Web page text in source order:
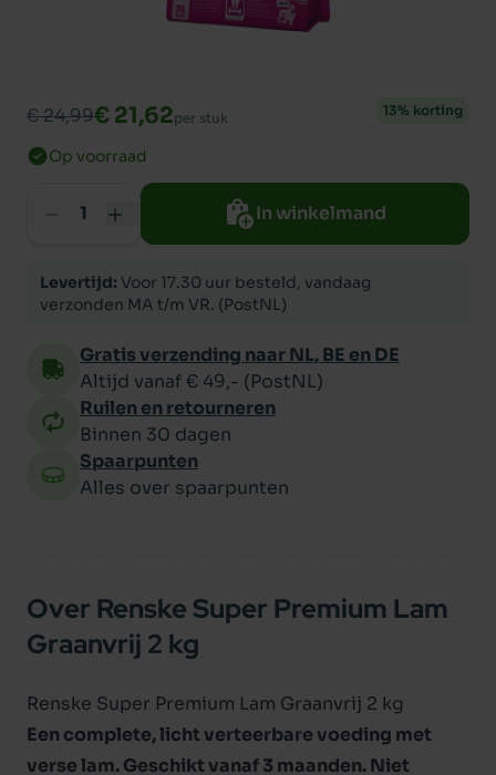
€ 24,99€ 21,62per stuk 13% korting
Op voorraad
In winkelmand
Levertijd: Voor 17.30 uur besteld, vandaag
verzonden MA t/m VR. (PostNL)
Gratis verzending naar NL, BE en DE
Altijd vanaf € 49,- (PostNL)
Ruilen en retourneren
Binnen 30 dagen
Spaarpunten
Alles over spaarpunten
Over Renske Super Premium Lam
Graanvrij 2 kg
Renske Super Premium Lam Graanvrij 2 kg
Een complete, licht verteerbare voeding met
verse lam. Geschikt vanaf 3 maanden. Niet